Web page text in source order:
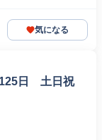
気になる
日 土日祝